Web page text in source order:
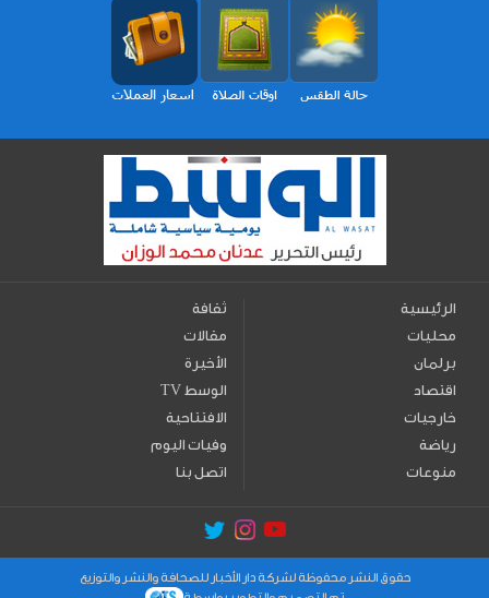
الرئيسية
محليات
برلمان
اقتصاد
خارجيات
رياضة
منوعات
ثقافة
مقالات
الأخيرة
TV الوسط
الافتتاحية
وفيات اليوم
اتصل بنا
حقوق النشر محفوظة لشركة دار الأخبار للصحافة والنشر والتوزيع